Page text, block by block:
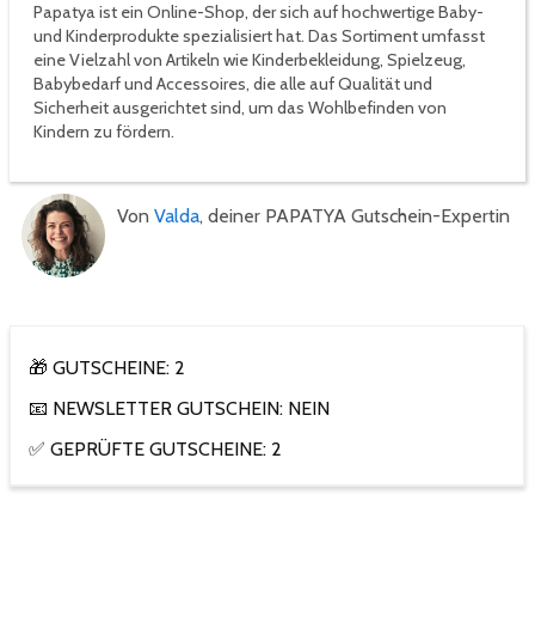
Papatya ist ein Online-Shop, der sich auf hochwertige Baby-
und Kinderprodukte spezialisiert hat. Das Sortiment umfasst
eine Vielzahl von Artikeln wie Kinderbekleidung, Spielzeug,
Babybedarf und Accessoires, die alle auf Qualität und
Sicherheit ausgerichtet sind, um das Wohlbefinden von
Kindern zu fördern.
Von Valda, deiner PAPATYA Gutschein-Expertin
🎁 GUTSCHEINE: 2
📧 NEWSLETTER GUTSCHEIN: NEIN
✅ GEPRÜFTE GUTSCHEINE: 2